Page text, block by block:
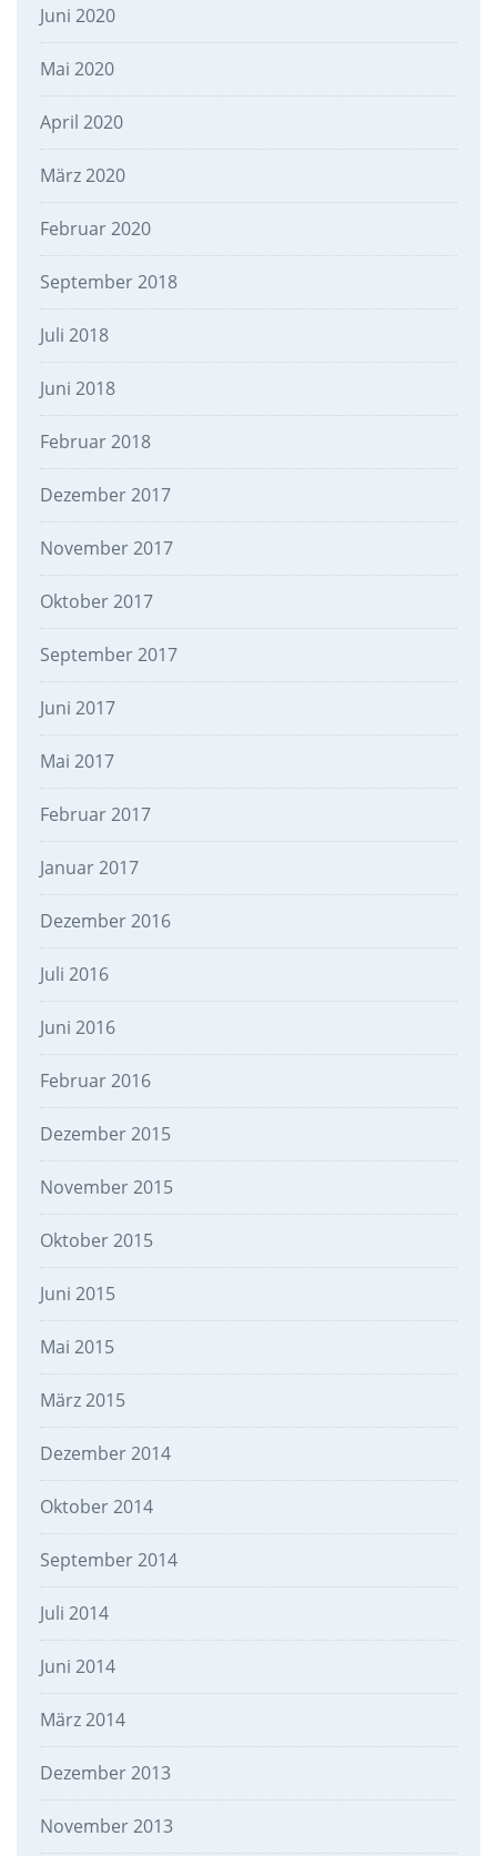
Juni 2020
Mai 2020
April 2020
März 2020
Februar 2020
September 2018
Juli 2018
Juni 2018
Februar 2018
Dezember 2017
November 2017
Oktober 2017
September 2017
Juni 2017
Mai 2017
Februar 2017
Januar 2017
Dezember 2016
Juli 2016
Juni 2016
Februar 2016
Dezember 2015
November 2015
Oktober 2015
Juni 2015
Mai 2015
März 2015
Dezember 2014
Oktober 2014
September 2014
Juli 2014
Juni 2014
März 2014
Dezember 2013
November 2013